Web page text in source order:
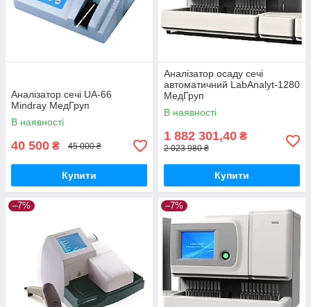
Аналізатор сечі UA-66
Mindray МедГруп
В наявності
40 500 ₴ 45 000 ₴
Купити
Аналізатор осаду сечі
автоматичний LabAnalyt-1280
МедГруп
В наявності
1 882 301,40 ₴
2 023 980 ₴
Купити
–7% –7%